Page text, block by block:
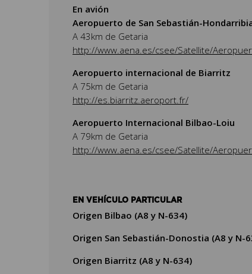
En avión
Aeropuerto de San Sebastián-
A 43km de Getaria
http://www.aena.es/csee/Satellite/
Aeropuerto internacional de Biarritz
A 75km de Getaria
http://es.biarritz.aeroport.fr/
Aeropuerto Internacional Bilbao-Loiu
A 79km de Getaria
http://www.aena.es/csee/Satellite/
EN VEHÍCULO PARTICULAR
Origen Bilbao (A8 y N-634)
Origen San Sebastián-Donostia (A8 y N-
Origen Biarritz (A8 y N-634)